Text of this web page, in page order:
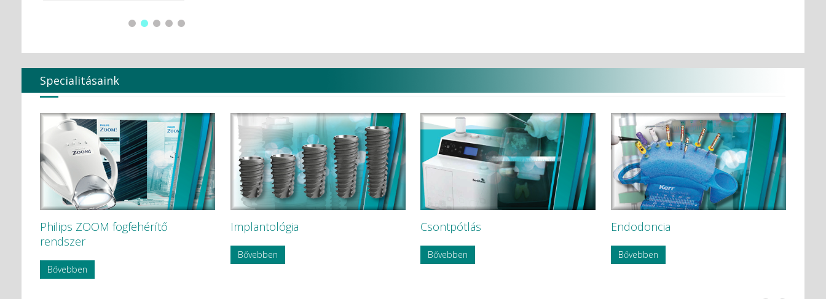
Hager & Werken GmbH c Co. KG
Hartmann
Harvard Dental
Heraeus Kulzer GmbH
Hoffmann Dental
HYCARE
Hygenic
Intensív
Ivoclar Vivadent
KAVO
KaVo Kerr
KerrEndo
KerrHawe SA
KETTENBACH GmbH & Co. KG.
KODAK
KODAK Carestream
KOMET
Korea Dental Solution Co., Ltd.
Kovácsházi
Specialitásaink
Philips ZOOM fogfehérítő
rendszer
Bővebben
Implantológia
Bővebben
Csontpótlás
Bővebben
Endodoncia
Bővebben